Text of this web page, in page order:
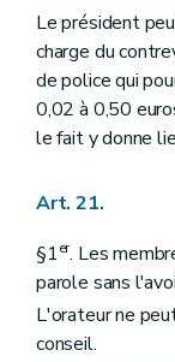
Le président
charge du
de police qui
0,02 à 0,50
le fait y donne
Art. 21.
§1er. Les
parole sans
L'orateur ne
conseil.